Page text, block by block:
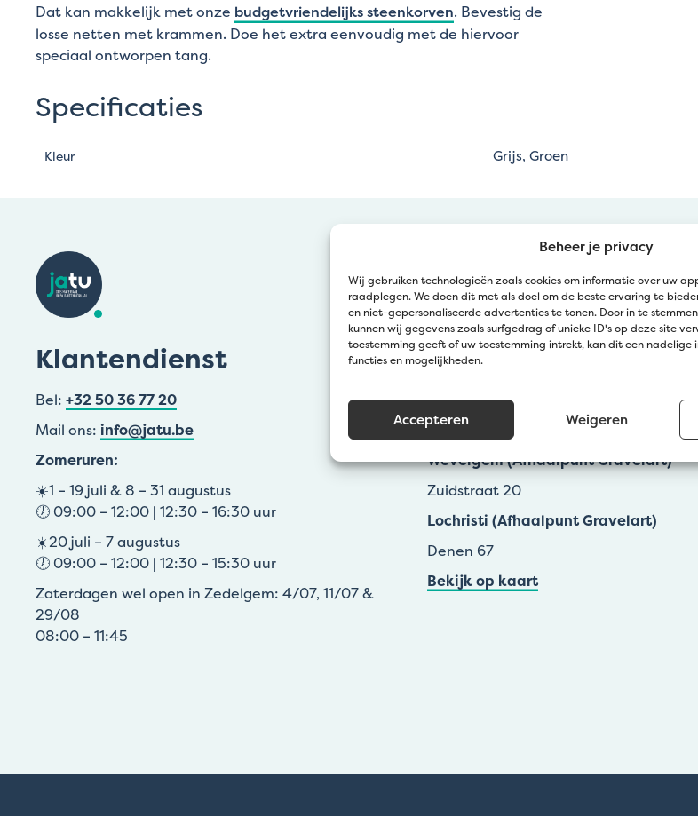
Beheer je privacy
Wij gebruiken technologieën zoals cookies om informatie over uw
raadplegen. We doen dit met als doel om de beste ervaring te
en niet-gepersonaliseerde advertenties te tonen. Door in te
kunnen wij gegevens zoals surfgedrag of unieke ID's op deze site
toestemming geeft of uw toestemming intrekt, kan dit een
functies en mogelijkheden.
Accepteren Weigeren
Dat kan makkelijk met onze budgetvriendelijks steenkorven. Bevestig de
losse netten met krammen. Doe het extra eenvoudig met de hiervoor
speciaal ontworpen tang.
Specificaties
Kleur Grijs, Groen
Klantendienst
Bel: +32 50 36 77 20
Mail ons: info@jatu.be
Zomeruren:
☀️1 – 19 juli & 8 – 31 augustus
🕖 09:00 – 12:00 | 12:30 – 16:30 uur
☀️20 juli – 7 augustus
🕖 09:00 – 12:00 | 12:30 – 15:30 uur
Zaterdagen wel open in Zedelgem: 4/07, 11/07 &
29/08
08:00 – 11:45
Kom langs bij Jatu
Zedelgem (Klantendienst Jatu)
Groenestraat 139a
Wevelgem (Afhaalpunt Gravelart)
Zuidstraat 20
Lochristi (Afhaalpunt Gravelart)
Denen 67
Bekijk op kaart